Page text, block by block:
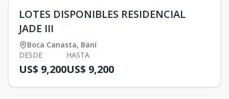
LOTES DISPONIBLES RESIDENCIAL
JADE III
Boca Canasta, Baní
DESDE
US$ 9,200
HASTA
US$ 9,200